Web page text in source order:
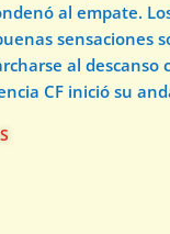
al empate.
sensaciones
al descanso
CF inició su